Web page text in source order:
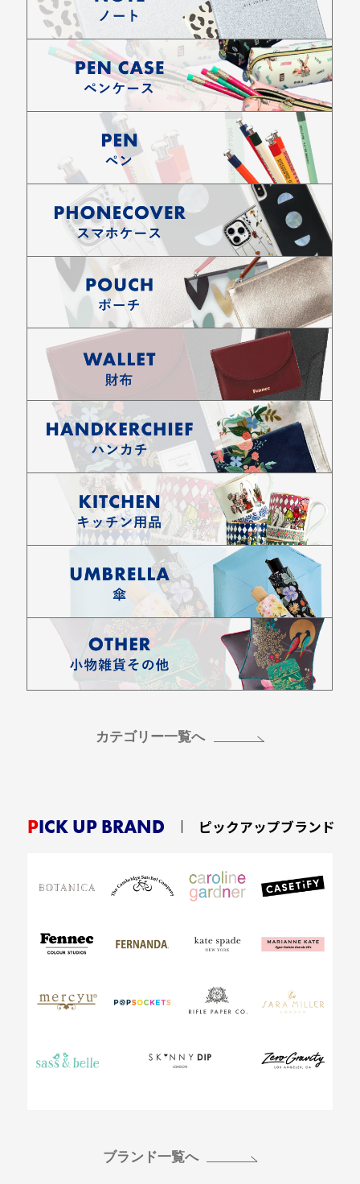
カテゴリー一覧へ
PICK UP BRAND ピックアップブランド
ブランド一覧へ